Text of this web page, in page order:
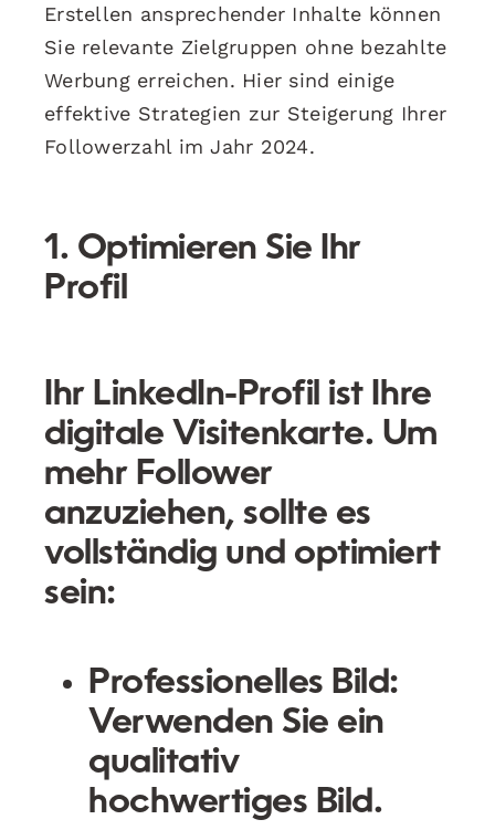
Erstellen ansprechender Inhalte können
Sie relevante Zielgruppen ohne bezahlte
Werbung erreichen. Hier sind einige
effektive Strategien zur Steigerung Ihrer
Followerzahl im Jahr 2024.
1. Optimieren Sie Ihr
Profil
Ihr LinkedIn-Profil ist Ihre
digitale Visitenkarte. Um
mehr Follower
anzuziehen, sollte es
vollständig und optimiert
sein:
Professionelles Bild:
Verwenden Sie ein
qualitativ
hochwertiges Bild.